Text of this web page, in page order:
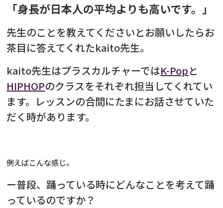
「身長が日本人の平均よりも高いです。」
先生のことを教えてくださいとお願いしたらお
茶目に答えてくれたkaito先生。
kaito先生はプラスカルチャーではK-Popと
HIPHOPのクラスをそれぞれ担当してくれてい
ます。レッスンの合間にたまにお話させていた
だく時があります。
例えばこんな感じ。
ー普段、踊っている時にどんなことを考えて踊
っているのですか？